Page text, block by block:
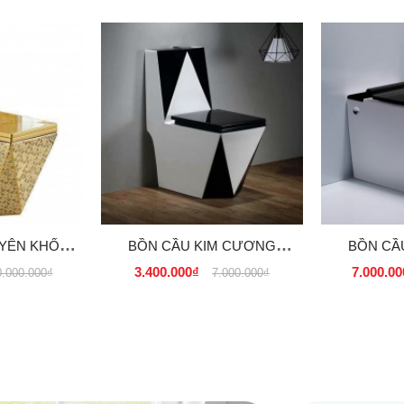
KHỐI
DÁT Vàng
BỒN CẦU KIM CƯƠNG
TRẮNG ĐEN GIÁ RẺ
3.400.000₫ 7.000.000₫
BỒN